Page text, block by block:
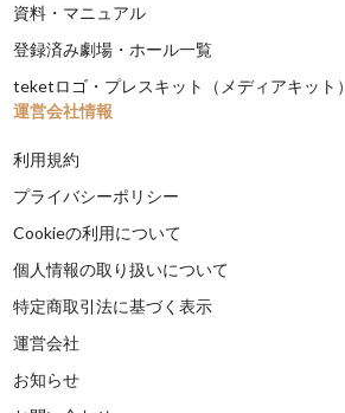
資料・マニュアル
登録済み劇場・ホール一覧
teketロゴ・プレスキット（メディアキット）
運営会社情報
利用規約
プライバシーポリシー
Cookieの利用について
個人情報の取り扱いについて
特定商取引法に基づく表示
運営会社
お知らせ